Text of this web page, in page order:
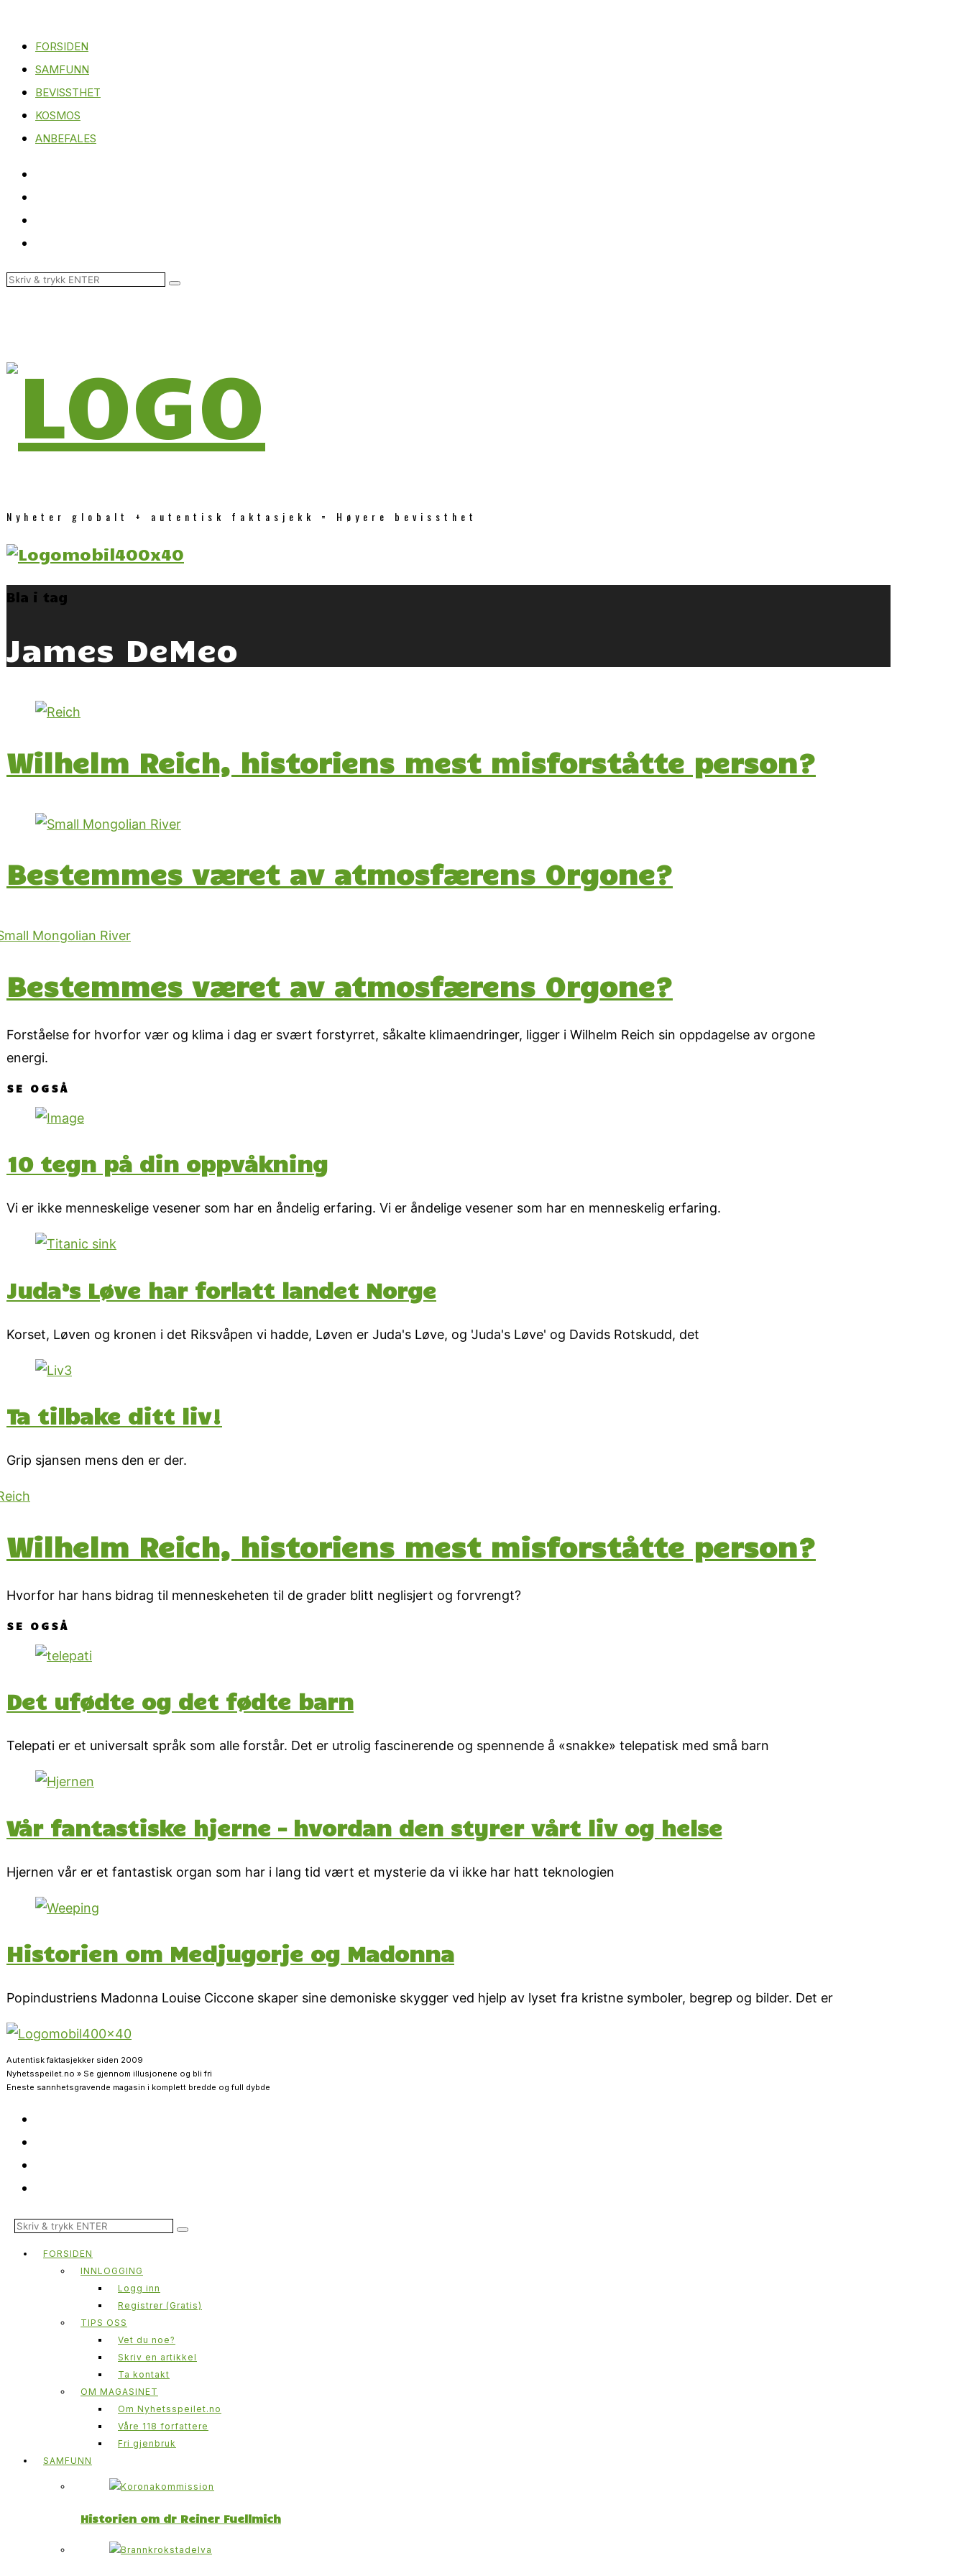
FORSIDEN
SAMFUNN
BEVISSTHET
KOSMOS
ANBEFALES
Nyheter globalt + autentisk faktasjekk = Høyere bevissthet
Bla i tag
James DeMeo
Wilhelm Reich, historiens mest misforståtte person?
Bestemmes været av atmosfærens Orgone?
Bestemmes været av atmosfærens Orgone?
Forståelse for hvorfor vær og klima i dag er svært forstyrret, såkalte klimaendringer, ligger i Wilhelm Reich sin oppdagelse av orgone
energi.
SE OGSÅ
10 tegn på din oppvåkning
Vi er ikke menneskelige vesener som har en åndelig erfaring. Vi er åndelige vesener som har en menneskelig erfaring.
Juda’s Løve har forlatt landet Norge
Korset, Løven og kronen i det Riksvåpen vi hadde, Løven er Juda's Løve, og 'Juda's Løve' og Davids Rotskudd, det
Ta tilbake ditt liv!
Grip sjansen mens den er der.
Wilhelm Reich, historiens mest misforståtte person?
Hvorfor har hans bidrag til menneskeheten til de grader blitt neglisjert og forvrengt?
SE OGSÅ
Det ufødte og det fødte barn
Telepati er et universalt språk som alle forstår. Det er utrolig fascinerende og spennende å «snakke» telepatisk med små barn
Vår fantastiske hjerne – hvordan den styrer vårt liv og helse
Hjernen vår er et fantastisk organ som har i lang tid vært et mysterie da vi ikke har hatt teknologien
Historien om Medjugorje og Madonna
Popindustriens Madonna Louise Ciccone skaper sine demoniske skygger ved hjelp av lyset fra kristne symboler, begrep og bilder. Det er
Autentisk faktasjekker siden 2009
Nyhetsspeilet.no » Se gjennom illusjonene og bli fri
Eneste sannhetsgravende magasin i komplett bredde og full dybde
FORSIDEN
INNLOGGING
Logg inn
Registrer (Gratis)
TIPS OSS
Vet du noe?
Skriv en artikkel
Ta kontakt
OM MAGASINET
Om Nyhetsspeilet.no
Våre 118 forfattere
Fri gjenbruk
SAMFUNN
Historien om dr Reiner Fuellmich